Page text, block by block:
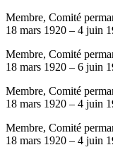
Membre, Comité
18 mars 1920 – 4 juin
Membre, Comité
18 mars 1920 – 6 juin
Membre, Comité
18 mars 1920 – 4 juin
Membre, Comité
18 mars 1920 – 4 juin